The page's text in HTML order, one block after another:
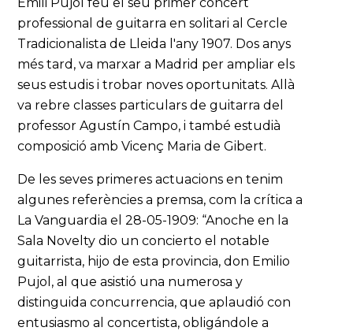
professional de guitarra en solitari al Cercle
Tradicionalista de Lleida l'any 1907. Dos anys
més tard, va marxar a Madrid per ampliar els
seus estudis i trobar noves oportunitats. Allà
va rebre classes particulars de guitarra del
professor Agustín Campo, i també estudià
composició amb Vicenç Maria de Gibert.
De les seves primeres actuacions en tenim
algunes referències a premsa, com la crítica a
La Vanguardia el 28-05-1909: “Anoche en la
Sala Novelty dio un concierto el notable
guitarrista, hijo de esta provincia, don Emilio
Pujol, al que asistió una numerosa y
distinguida concurrencia, que aplaudió con
entusiasmo al concertista, obligándole a